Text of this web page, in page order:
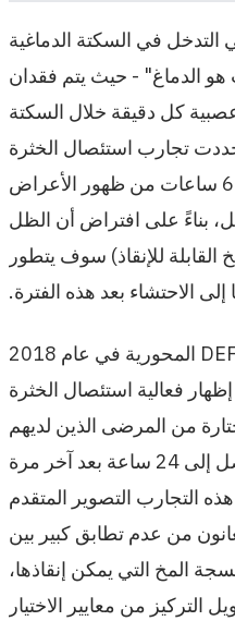
التدخل في السكتة الدماغية
الدماغ" - حيث يتم فقدان
خلية عصبية كل دقيقة خلال السكتة
حددت تجارب استئصال الخثرة
الميكانيكية المبكرة نافذة مدتها 6 ساعات من ظهور الأعراض
بناءً على افتراض أن الظل
القابلة للإنقاذ) سوف يتطور
إلى الاحتشاء بعد هذه الفترة.
تحدت تجارب DAWN وDEFUSE 3 المحورية في عام 2018
فعالية استئصال الخثرة
من المرضى الذين لديهم
صور تصوير مواتية لمدة تصل إلى 24 ساعة بعد آخر مرة
التجارب التصوير المتقدم
من عدم تطابق كبير بين
المخ التي يمكن إنقاذها،
من معايير الاختيار